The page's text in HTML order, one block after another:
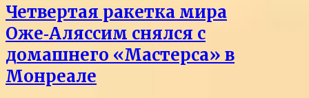
Четвертая ракетка мира
Оже‑Аляссим снялся с
домашнего «Мастерса» в
Монреале